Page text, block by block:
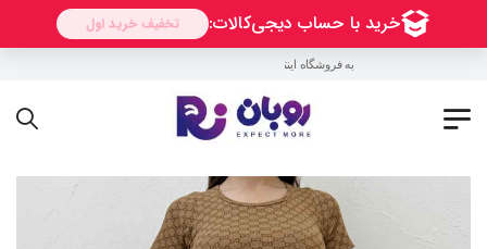
به فروشگاه اینترنتی روبان خوش آمدید !